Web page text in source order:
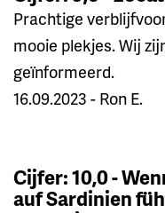
Prachtige
mooie plekjes. Wij
geïnformeerd.
16.09.2023 - Ron E.
Cijfer: 10,0 -
auf Sardinien